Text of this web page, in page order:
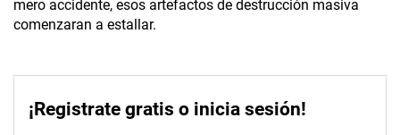
mero accidente, esos artefactos de destrucción masiva
comenzaran a estallar.
¡Registrate gratis o inicia sesión!